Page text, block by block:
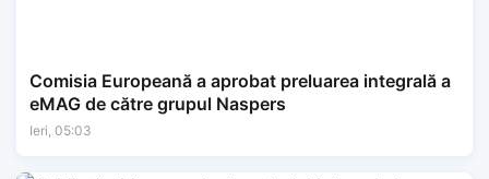
Comisia Europeană a aprobat preluarea integrală a
eMAG de către grupul Naspers
Ieri, 05:03